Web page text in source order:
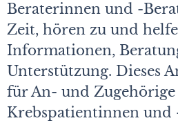
Beraterinnen und -
Zeit, hören zu und
Informationen,
Unterstützung. Dieses
für An- und
Krebspatientinnen und